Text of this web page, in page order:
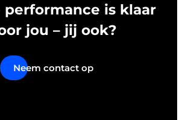
performance is klaar
jou – jij ook?
Neem contact op